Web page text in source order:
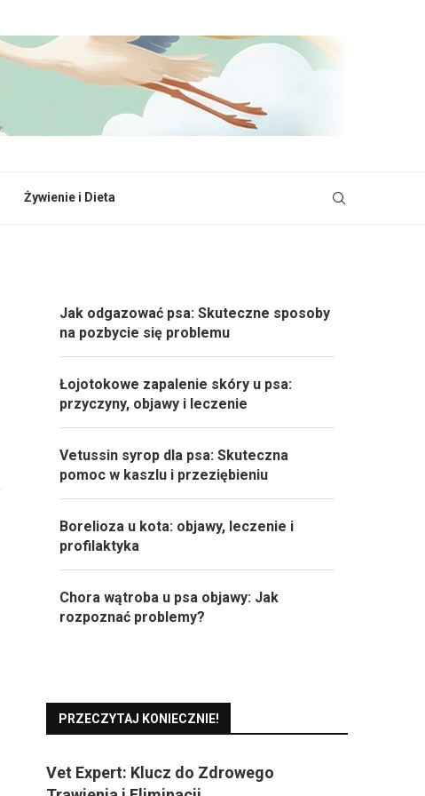
Żywienie i Dieta
Jak odgazować psa: Skuteczne sposoby
na pozbycie się problemu
Łojotokowe zapalenie skóry u psa:
przyczyny, objawy i leczenie
Vetussin syrop dla psa: Skuteczna
pomoc w kaszlu i przeziębieniu
Borelioza u kota: objawy, leczenie i
profilaktyka
Chora wątroba u psa objawy: Jak
rozpoznać problemy?
PRZECZYTAJ KONIECZNIE!
Vet Expert: Klucz do Zdrowego